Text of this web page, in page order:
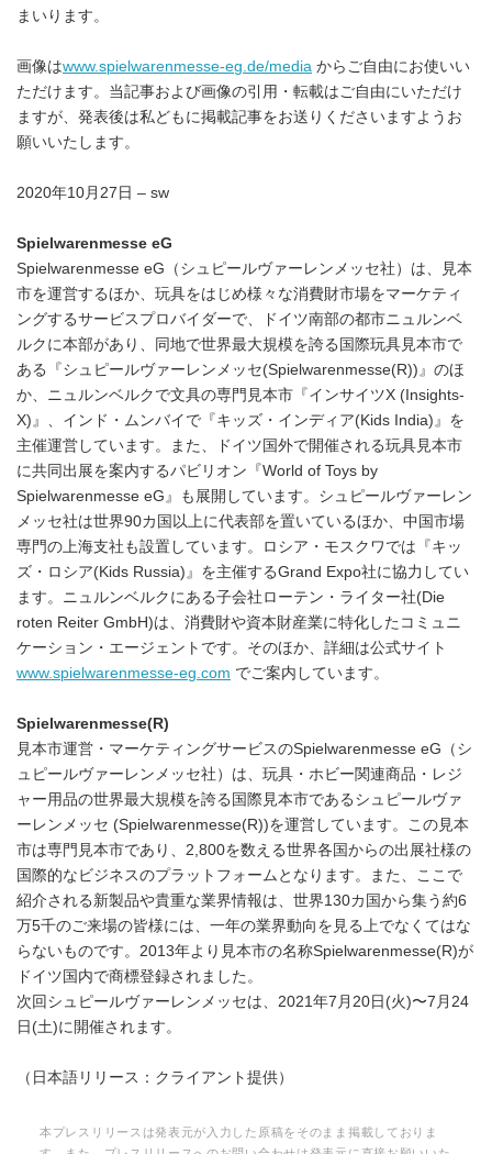
まいります。
画像はwww.spielwarenmesse-eg.de/media からご自由にお使いい
ただけます。当記事および画像の引用・転載はご自由にいただけ
ますが、発表後は私どもに掲載記事をお送りくださいますようお
願いいたします。
2020年10月27日 – sw
Spielwarenmesse eG
Spielwarenmesse eG（シュピールヴァーレンメッセ社）は、見本
市を運営するほか、玩具をはじめ様々な消費財市場をマーケティ
ングするサービスプロバイダーで、ドイツ南部の都市ニュルンベ
ルクに本部があり、同地で世界最大規模を誇る国際玩具見本市で
ある『シュピールヴァーレンメッセ(Spielwarenmesse(R))』のほ
か、ニュルンベルクで文具の専門見本市『インサイツX (Insights-
X)』、インド・ムンバイで『キッズ・インディア(Kids India)』を
主催運営しています。また、ドイツ国外で開催される玩具見本市
に共同出展を案内するパビリオン『World of Toys by
Spielwarenmesse eG』も展開しています。シュピールヴァーレン
メッセ社は世界90カ国以上に代表部を置いているほか、中国市場
専門の上海支社も設置しています。ロシア・モスクワでは『キッ
ズ・ロシア(Kids Russia)』を主催するGrand Expo社に協力してい
ます。ニュルンベルクにある子会社ローテン・ライター社(Die
roten Reiter GmbH)は、消費財や資本財産業に特化したコミュニ
ケーション・エージェントです。そのほか、詳細は公式サイト
www.spielwarenmesse-eg.com でご案内しています。
Spielwarenmesse(R)
見本市運営・マーケティングサービスのSpielwarenmesse eG（シ
ュピールヴァーレンメッセ社）は、玩具・ホビー関連商品・レジ
ャー用品の世界最大規模を誇る国際見本市であるシュピールヴァ
ーレンメッセ (Spielwarenmesse(R))を運営しています。この見本
市は専門見本市であり、2,800を数える世界各国からの出展社様の
国際的なビジネスのプラットフォームとなります。また、ここで
紹介される新製品や貴重な業界情報は、世界130カ国から集う約6
万5千のご来場の皆様には、一年の業界動向を見る上でなくてはな
らないものです。2013年より見本市の名称Spielwarenmesse(R)が
ドイツ国内で商標登録されました。
次回シュピールヴァーレンメッセは、2021年7月20日(火)〜7月24
日(土)に開催されます。
（日本語リリース：クライアント提供）
本プレスリリースは発表元が入力した原稿をそのまま掲載しておりま